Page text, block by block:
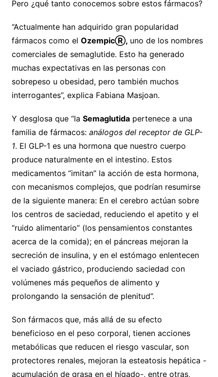
Pero ¿qué tanto conocemos sobre estos fármacos?
“Actualmente han adquirido gran popularidad
fármacos como el OzempicⓇ, uno de los nombres
comerciales de semaglutide. Esto ha generado
muchas expectativas en las personas con
sobrepeso u obesidad, pero también muchos
interrogantes”, explica Fabiana Masjoan.
Y desglosa que “la Semaglutidapertenece a una
familia de fármacos: análogos del receptor de GLP-
1. El GLP-1 es una hormona que nuestro cuerpo
produce naturalmente en el intestino. Estos
medicamentos “imitan” la acción de esta hormona,
con mecanismos complejos, que podrían resumirse
de la siguiente manera: En el cerebro actúan sobre
los centros de saciedad, reduciendo el apetito y el
“ruido alimentario” (los pensamientos constantes
acerca de la comida); en el páncreas mejoran la
secreción de insulina, y en el estómago enlentecen
el vaciado gástrico, produciendo saciedad con
volúmenes más pequeños de alimento y
prolongando la sensación de plenitud”.
Son fármacos que, más allá de su efecto
beneficioso en el peso corporal, tienen acciones
metabólicas que reducen el riesgo vascular, son
protectores renales, mejoran la esteatosis hepática -
acumulación de grasa en el hígado-, entre otras,